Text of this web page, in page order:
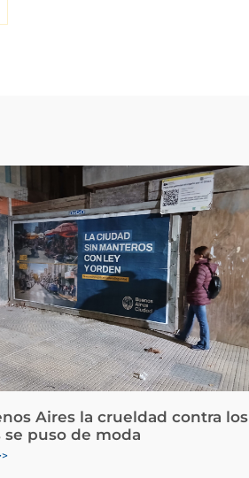
Aires la crueldad contra los
se puso de moda